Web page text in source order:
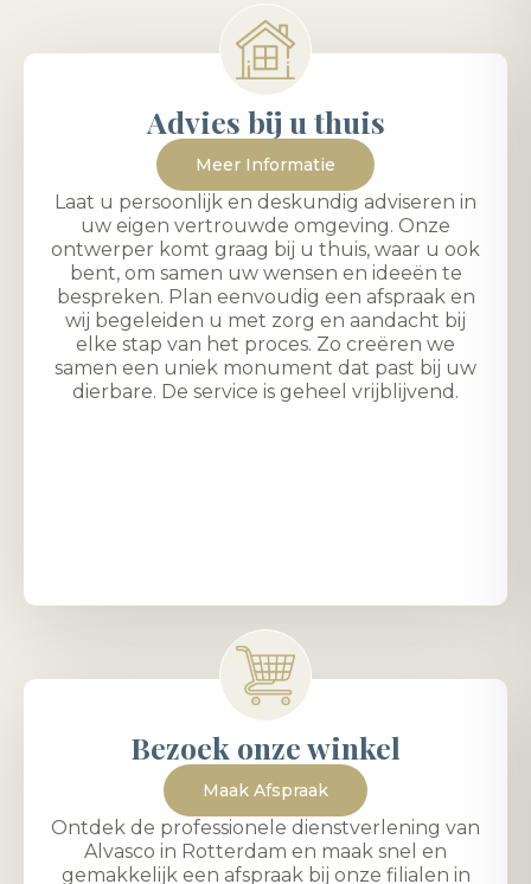
Advies bij u thuis
Meer Informatie
Laat u persoonlijk en deskundig adviseren in
uw eigen vertrouwde omgeving. Onze
ontwerper komt graag bij u thuis, waar u ook
bent, om samen uw wensen en ideeën te
bespreken. Plan eenvoudig een afspraak en
wij begeleiden u met zorg en aandacht bij
elke stap van het proces. Zo creëren we
samen een uniek monument dat past bij uw
dierbare. De service is geheel vrijblijvend.
Bezoek onze winkel
Maak Afspraak
Ontdek de professionele dienstverlening van
Alvasco in Rotterdam en maak snel en
gemakkelijk een afspraak bij onze filialen in